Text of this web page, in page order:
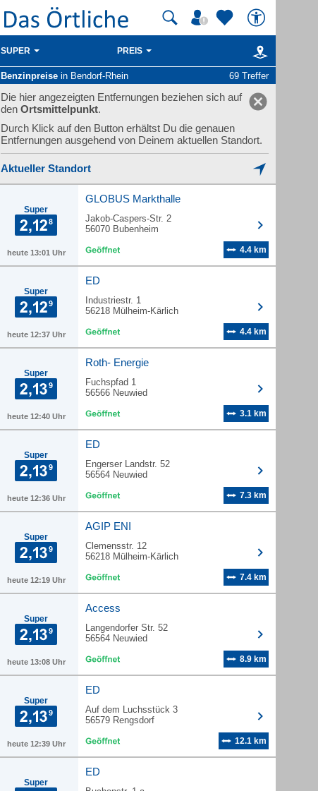
SUPER PREIS
Benzinpreise in Bendorf-Rhein 69 Treffer
Die hier angezeigten Entfernungen beziehen sich auf
den Ortsmittelpunkt.
Durch Klick auf den Button erhältst Du die genauen
Entfernungen ausgehend von Deinem aktuellen Standort.
Aktueller Standort
Super
heute 13:01 Uhr
GLOBUS Markthalle
Jakob-Caspers-Str. 2
56070 Bubenheim
4.4 km
Super
heute 12:37 Uhr
ED
Industriestr. 1
56218 Mülheim-Kärlich
4.4 km
Super
heute 12:40 Uhr
Roth- Energie
Fuchspfad 1
56566 Neuwied
3.1 km
Super
heute 12:36 Uhr
ED
Engerser Landstr. 52
56564 Neuwied
7.3 km
Super
heute 12:19 Uhr
AGIP ENI
Clemensstr. 12
56218 Mülheim-Kärlich
7.4 km
Super
heute 13:08 Uhr
Access
Langendorfer Str. 52
56564 Neuwied
8.9 km
Super
heute 12:39 Uhr
ED
Auf dem Luchsstück 3
56579 Rengsdorf
12.1 km
Super
ED